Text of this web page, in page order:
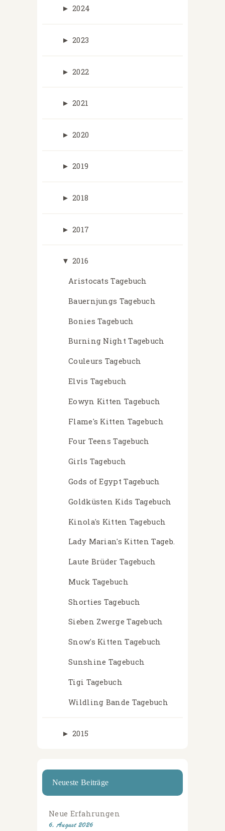
► 2024
► 2023
► 2022
► 2021
► 2020
► 2019
► 2018
► 2017
▼ 2016
Aristocats Tagebuch
Bauernjungs Tagebuch
Bonies Tagebuch
Burning Night Tagebuch
Couleurs Tagebuch
Elvis Tagebuch
Eowyn Kitten Tagebuch
Flame's Kitten Tagebuch
Four Teens Tagebuch
Girls Tagebuch
Gods of Egypt Tagebuch
Goldküsten Kids Tagebuch
Kinola's Kitten Tagebuch
Lady Marian's Kitten Tageb.
Laute Brüder Tagebuch
Muck Tagebuch
Shorties Tagebuch
Sieben Zwerge Tagebuch
Snow's Kitten Tagebuch
Sunshine Tagebuch
Tigi Tagebuch
Wildling Bande Tagebuch
► 2015
Neueste Beiträge
Neue Erfahrungen
6. August 2026